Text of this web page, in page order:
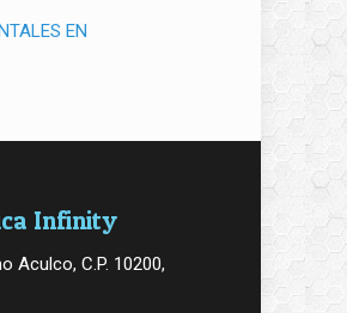
EN
Infinity
Aculco, C.P. 10200,